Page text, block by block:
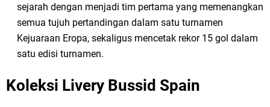
sejarah dengan menjadi tim pertama yang memenangkan
semua tujuh pertandingan dalam satu turnamen
Kejuaraan Eropa, sekaligus mencetak rekor 15 gol dalam
satu edisi turnamen.
Koleksi Livery Bussid Spain